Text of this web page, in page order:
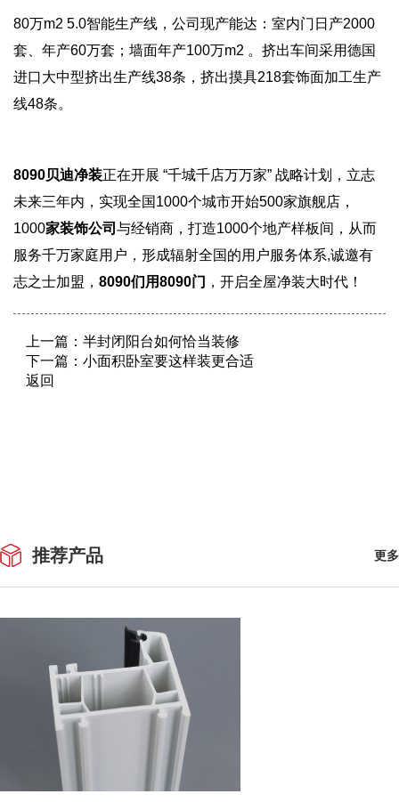
80万m2 5.0智能生产线，公司现产能达：室内门日产2000
套、年产60万套；墙面年产100万m2 。挤出车间采用德国
进口大中型挤出生产线38条，挤出摸具218套饰面加工生产
线48条。
8090贝迪净装正在开展 “千城千店万万家” 战略计划，立志
未来三年内，实现全国1000个城市开始500家旗舰店，
1000家装饰公司 与经销商，打造1000个地产样板间，从而
服务千万家庭用户，形成辐射全国的用户服务体系,诚邀有
志之士加盟， 8090们用8090门 ， 开启全屋净装大时代 ！
上一篇： 半封闭阳台如何恰当装修
下一篇： 小面积卧室要这样装更合适
返回
推荐产品 更多